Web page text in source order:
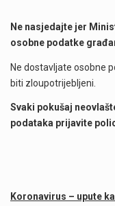
Ne nasjedajte jer
osobne podatke
Ne dostavljate osobne
biti zloupotrijebljeni.
Svaki pokušaj
podataka prijavite
Koronavirus – upute